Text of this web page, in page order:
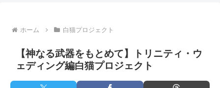
ホーム 白猫プロジェクト
【神なる武器をもとめて】トリニティ・ウ
ェディング編白猫プロジェクト